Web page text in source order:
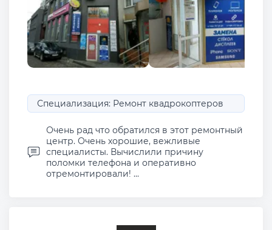
Специализация: Ремонт квадрокоптеров
Очень рад что обратился в этот ремонтный
центр. Очень хорошие, вежливые
специалисты. Вычислили причину
поломки телефона и оперативно
отремонтировали! ...